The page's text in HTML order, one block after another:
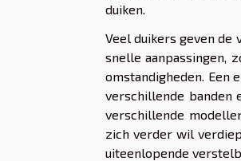
duiken.
Veel duikers geven de
snelle aanpassingen,
omstandigheden. Een
verschillende banden
verschillende
zich verder wil
uiteenlopende